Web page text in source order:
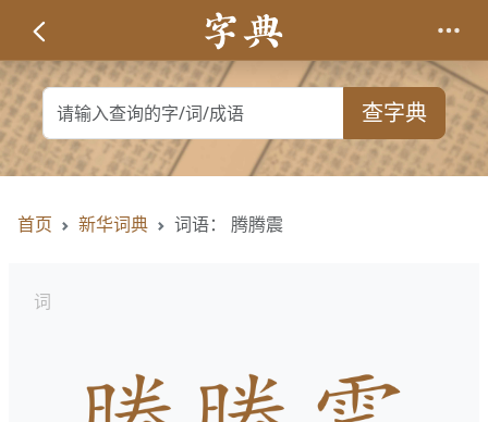
查字典
首页 新华词典 词语： 腾腾震
词